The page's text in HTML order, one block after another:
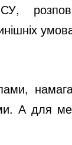
А для